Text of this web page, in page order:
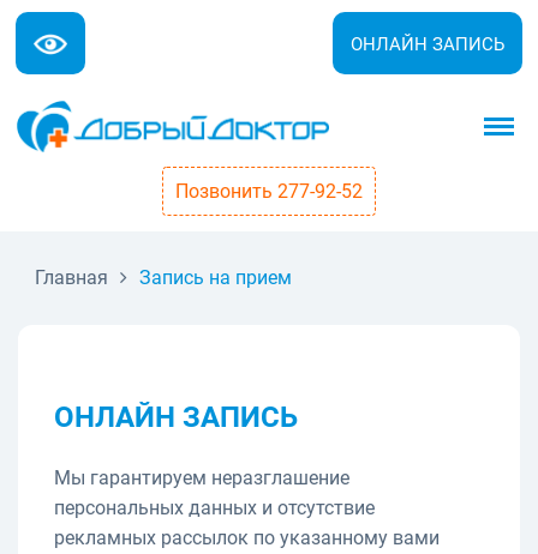
ОНЛАЙН ЗАПИСЬ
Позвонить 277-92-52
Главная Запись на прием
ОНЛАЙН ЗАПИСЬ
Мы гарантируем неразглашение
персональных данных и отсутствие
рекламных рассылок по указанному вами